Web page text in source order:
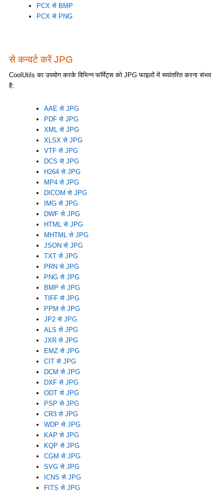
PCX से BMP
PCX से PNG
से कन्वर्ट करें JPG
CoolUtils का उपयोग करके विभिन्न फॉर्मेट्स को JPG फाइलों में रूपांतरित करना संभव
है:
AAE से JPG
PDF से JPG
XML से JPG
XLSX से JPG
VTF से JPG
DCS से JPG
H264 से JPG
MP4 से JPG
DICOM से JPG
IMG से JPG
DWF से JPG
HTML से JPG
MHTML से JPG
JSON से JPG
TXT से JPG
PRN से JPG
PNG से JPG
BMP से JPG
TIFF से JPG
PPM से JPG
JP2 से JPG
ALS से JPG
JXR से JPG
EMZ से JPG
CIT से JPG
DCM से JPG
DXF से JPG
ODT से JPG
PSP से JPG
CR3 से JPG
WDP से JPG
KAP से JPG
KQP से JPG
CGM से JPG
SVG से JPG
ICNS से JPG
FITS से JPG